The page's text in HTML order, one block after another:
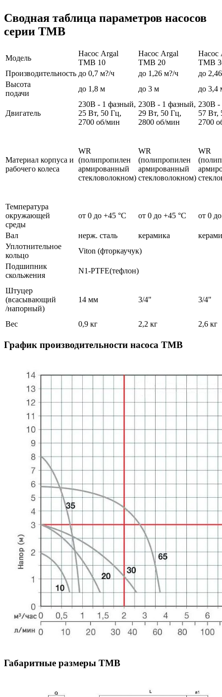
Сводная таблица параметров насосов
серии TMB
Модель
Насос Argal
TMB 10
Насос Argal
TMB 20
Насос
TMB
Производительность до 0,7 м?/ч до 1,26 м?/ч
до
Высота
подачи
до 1,8 м до 3 м до 3,4
Двигатель
230В - 1 фазный,
25 Вт, 50 Гц,
2700 об/мин
230В - 1 фазный,
29 Вт, 50 Гц,
2800 об/мин
230В -
57 Вт,
2700
Материал корпуса и
рабочего колеса
WR
(полипропилен
армированный
стекловолокном)
WR
(полипропилен
армированный
стекловолокном)
WR
Температура
окружающей
среды
от 0 до +45 °C от 0 до +45 °C от 0
Вал нерж. сталь керамика
Уплотнительное
кольцо
Viton (фторкаучук)
Подшипник
скольжения
N1-PTFE(тефлон)
Штуцер
(всасывающий
/напорный)
14 мм 3/4" 3/4"
Вес 0,9 кг 2,2 кг 2,6 кг
График производительности насоса TMB
Габаритные размеры TMB